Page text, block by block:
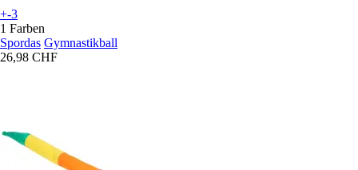
+-3
1 Farben
Spordas Gymnastikball
26,98 CHF